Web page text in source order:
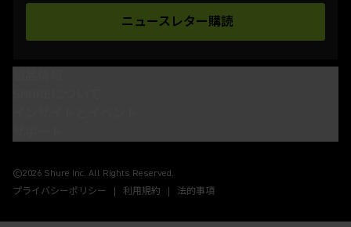
ニュースレター購読
(Opens in a new tab)
©2026 Shure Inc. All Rights Reserved.
プライバシーポリシー
利用規約 法的事項